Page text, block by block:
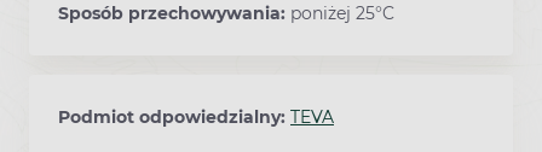
Sposób przechowywania: poniżej 25°C
Podmiot odpowiedzialny: TEVA